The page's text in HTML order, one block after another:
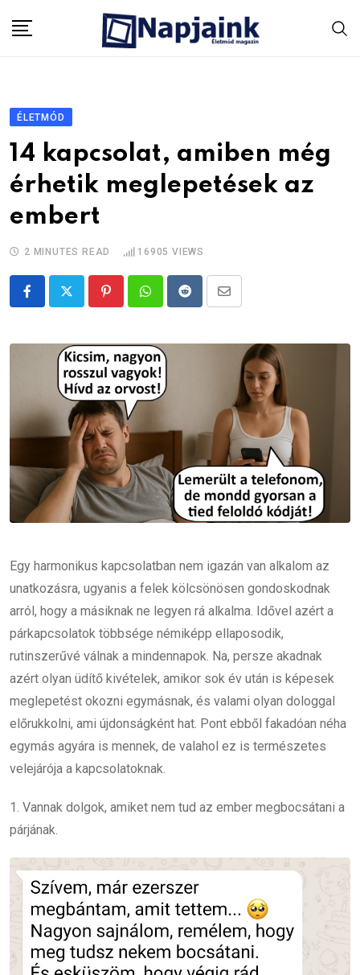
ÉLETMÓD
14 kapcsolat, amiben még
érhetik meglepetések az
embert
2 MINUTES READ 16905 VIEWS
PinterestWhatsappRedditShare
Email
Egy harmonikus kapcsolatban nem igazán van alkalom az
unatkozásra, ugyanis a felek kölcsönösen gondoskodnak
arról, hogy a másiknak ne legyen rá alkalma. Idővel azért a
párkapcsolatok többsége némiképp ellaposodik,
rutinszerűvé válnak a mindennapok. Na, persze akadnak
azért olyan üdítő kivételek, amikor sok év után is képesek
meglepetést okozni egymásnak, és valami olyan dologgal
előrukkolni, ami újdonságként hat. Pont ebből fakadóan néha
egymás agyára is mennek, de valahol ez is természetes
velejárója a kapcsolatoknak.
1. Vannak dolgok, amiket nem tud az ember megbocsátani a
párjának.